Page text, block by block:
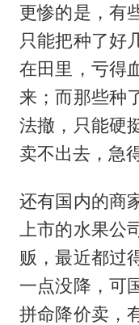
更惨的是，有
只能把种了好
在田里，亏得
来；而那些种
法撤，只能硬
卖不出去，急
还有国内的商
上市的水果
贩，最近都过
一点没降，可
拼命降价卖，